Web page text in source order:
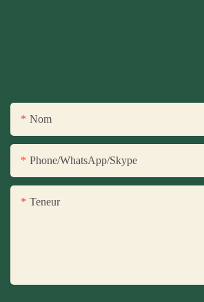
Nom
Phone/WhatsApp/Skype
Teneur